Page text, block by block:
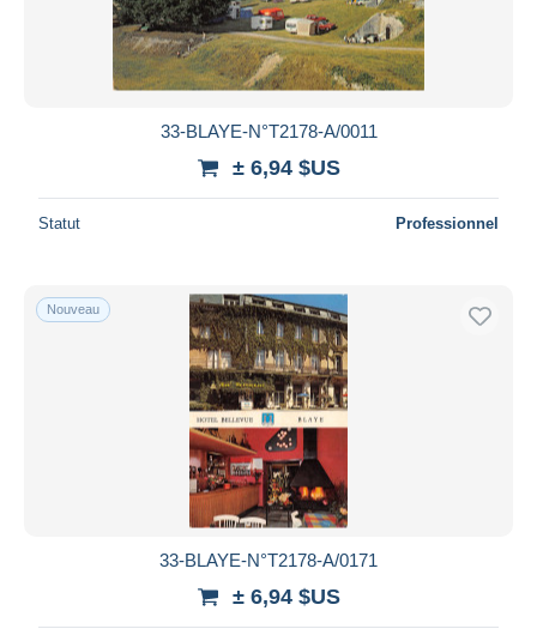
33-BLAYE-N°T2178-A/0011
± 6,94 $US
Statut Professionnel
Nouveau
33-BLAYE-N°T2178-A/0171
± 6,94 $US